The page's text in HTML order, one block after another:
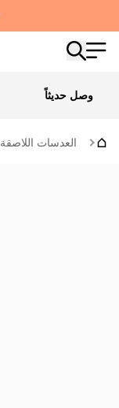
وصل حديثاً
العدسات اللاصقة